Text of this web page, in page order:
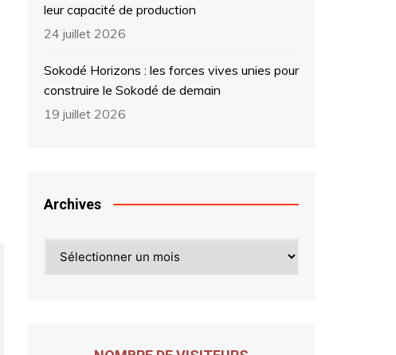
leur capacité de production
24 juillet 2026
Sokodé Horizons : les forces vives unies pour
construire le Sokodé de demain
19 juillet 2026
Archives